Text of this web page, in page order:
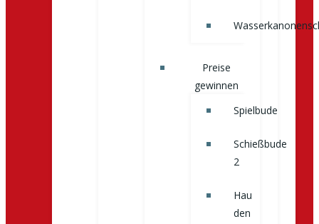
Preise
gewinnen
Spielbude
Schießbude
2
Hau
den